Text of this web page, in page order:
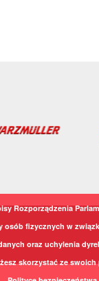
Rozporządzenia
osób fizycznych w
oraz uchylenia
skorzystać ze